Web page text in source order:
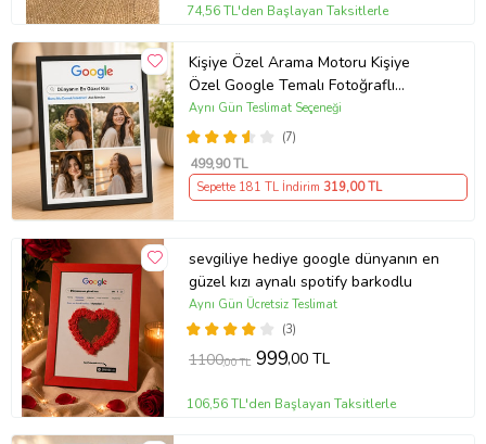
74,56 TL'den Başlayan Taksitlerle
Kişiye Özel Arama Motoru Kişiye
Özel Google Temalı Fotoğraflı
Çerçeve – Dünyanın En Güzel Kızı
Tasarımlı Dekoratif Hediye Masaüstü
Çerçeve
(7)
Aynı Gün Teslimat Seçeneği
499,90 TL
Sepette 181 TL İndirim 319,00 TL
sevgiliye hediye google dünyanın en
güzel kızı aynalı spotify barkodlu
(3)
Aynı Gün Ücretsiz Teslimat
1100,00 TL 999,00 TL
106,56 TL'den Başlayan Taksitlerle